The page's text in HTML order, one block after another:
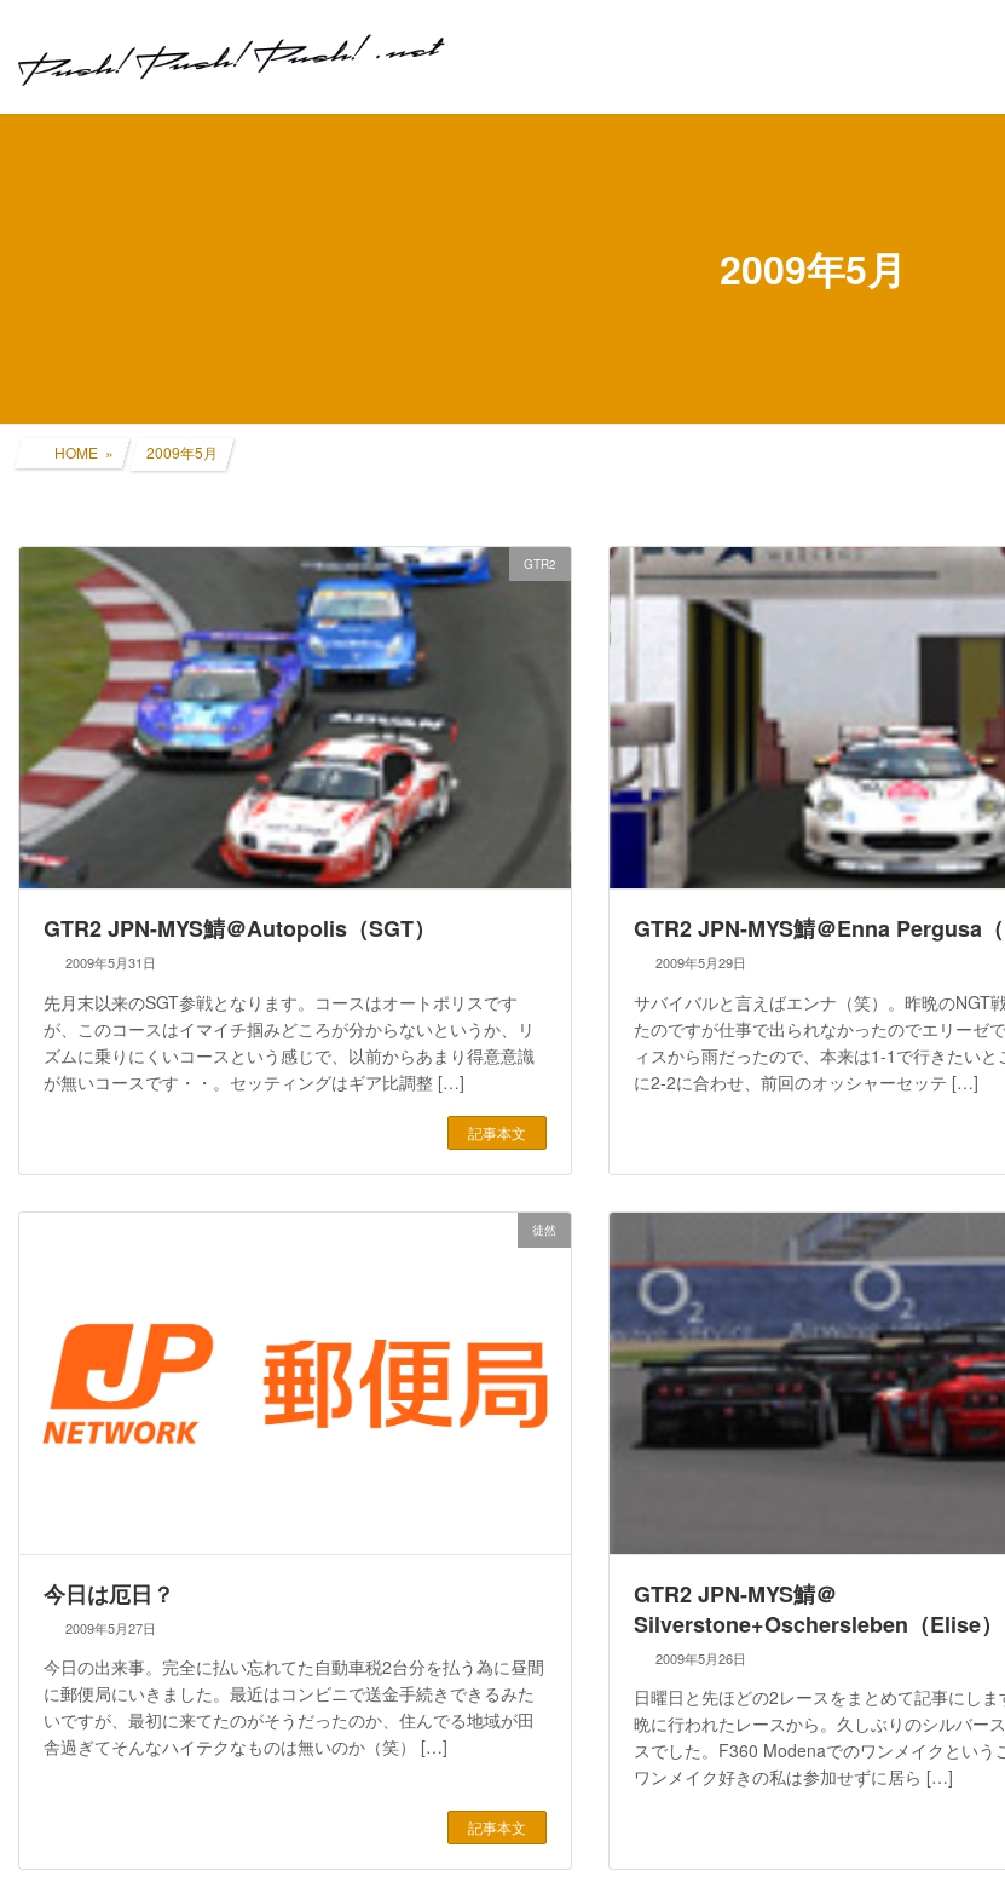
2009年5月
HOME 2009年5月
GTR2
GTR2 JPN-MYS鯖＠Autopolis（SGT）
2009年5月31日
先月末以来のSGT参戦となります。コースはオートポリスです
が、このコースはイマイチ掴みどころが分からないというか、リ
ズムに乗りにくいコースという感じで、以前からあまり得意意識
が無いコースです・・。セッティングはギア比調整 […]
記事本文
GTR2 JPN-MYS鯖＠Enna Pergusa（
2009年5月29日
サバイバルと言えばエンナ（笑）。昨晩のNGT
たのですが仕事で出られなかったのでエリーゼ
ィスから雨だったので、本来は1-1で行きたいと
に2-2に合わせ、前回のオッシャーセッテ […]
徒然
今日は厄日？
2009年5月27日
今日の出来事。完全に払い忘れてた自動車税2台分を払う為に昼間
に郵便局にいきました。最近はコンビニで送金手続きできるみた
いですが、最初に来てたのがそうだったのか、住んでる地域が田
舎過ぎてそんなハイテクなものは無いのか（笑） […]
記事本文
GTR2 JPN-MYS鯖＠
Silverstone+Oschersleben（Elise）
2009年5月26日
日曜日と先ほどの2レースをまとめて記事にしま
晩に行われたレースから。久しぶりのシルバー
スでした。F360 Modenaでのワンメイクという
ワンメイク好きの私は参加せずに居ら […]